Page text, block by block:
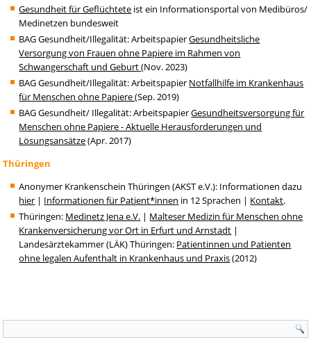
Gesundheit für Geflüchtete ist ein Informationsportal von Medibüros/
Medinetzen bundesweit
BAG Gesundheit/Illegalität: ArbeitspapierGesundheitsliche
Versorgung von Frauen ohne Papiere im Rahmen von
Schwangerschaft und Geburt(Nov. 2023)
BAG Gesundheit/Illegalität: Arbeitspapier Notfallhilfe im Krankenhaus
für Menschen ohne Papiere(Sep. 2019)
BAG Gesundheit/ Illegalität: ArbeitspapierGesundheitsversorgung für
Menschen ohne Papiere - Aktuelle Herausforderungen und
Lösungsansätze(Apr. 2017)
Thüringen
Anonymer Krankenschein Thüringen (AKST e.V.): Informationen dazu
hier | Informationen für Patient*innen in 12 Sprachen | Kontakt.
Thüringen: Medinetz Jena e.V. | Malteser Medizin für Menschen ohne
Krankenversicherung vor Ort in Erfurt und Arnstadt |
Landesärztekammer (LÄK) Thüringen: Patientinnen und Patienten
ohne legalen Aufenthalt in Krankenhaus und Praxis(2012)
Suchformular